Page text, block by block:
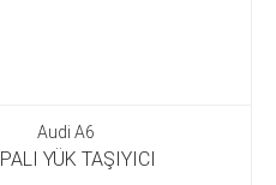
Audi A6
YÜK TAŞIYICI